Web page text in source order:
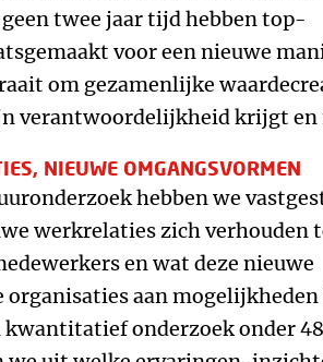
twee jaar tijd hebben top-
voor een nieuwe
om gezamenlijke
verantwoordelijkheid krijgt en
NIEUWE OMGANGSVORMEN
hebben we
werkrelaties zich verhouden
en wat deze nieuwe
organisaties aan mogelijkheden
kwantitatief onderzoek onder